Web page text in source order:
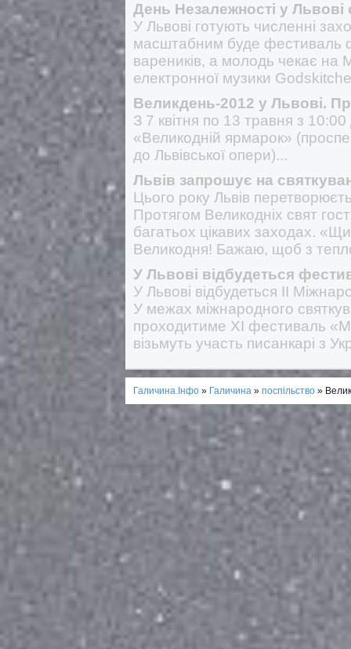
День Незалежності у
У Львові готують численні
масштабним буде фестиваль
вареників, а молодь чекає
електронної музики
Великдень-2012 у Львові.
З 7 квітня по 13 травня з
«Великодній ярмарок»
до Львівської опери)...
Львів запрошує на
Цього року Львів
Протягом Великодніх свят
багатьох цікавих заходах.
Великодня! Бажаю, щоб з
У Львові відбудеться
У Львові відбудеться ІІ
У межах міжнародного
проходитиме ХІ фестиваль
візьмуть участь писанкарі з
Галичина.Інфо » Галичина » поспільство »